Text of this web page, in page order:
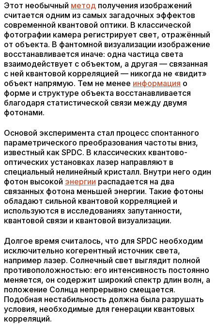
Этот необычный метод получения изображений
считается одним из самых загадочных эффектов
современной квантовой оптики. В классической
фотографии камера регистрирует свет, отражённый
от объекта. В фантомной визуализации изображение
восстанавливается иначе: одна частица света
взаимодействует с объектом, а другая — связанная
с ней квантовой корреляцией — никогда не «видит»
объект напрямую. Тем не менее информация о
форме и структуре объекта восстанавливается
благодаря статистической связи между двумя
фотонами.
Основой эксперимента стал процесс спонтанного
параметрического преобразования частоты вниз,
известный как SPDC. В классических квантово-
оптических установках лазер направляют в
специальный нелинейный кристалл. Внутри него один
фотон высокой энергии распадается на два
связанных фотона меньшей энергии. Такие фотоны
обладают сильной квантовой корреляцией и
используются в исследованиях запутанности,
квантовой связи и квантовой визуализации.
Долгое время считалось, что для SPDC необходим
исключительно когерентный источник света,
например лазер. Солнечный свет выглядит полной
противоположностью: его интенсивность постоянно
меняется, он содержит широкий спектр длин волн, а
положение Солнца непрерывно смещается.
Подобная нестабильность должна была разрушать
условия, необходимые для генерации квантовых
корреляций.